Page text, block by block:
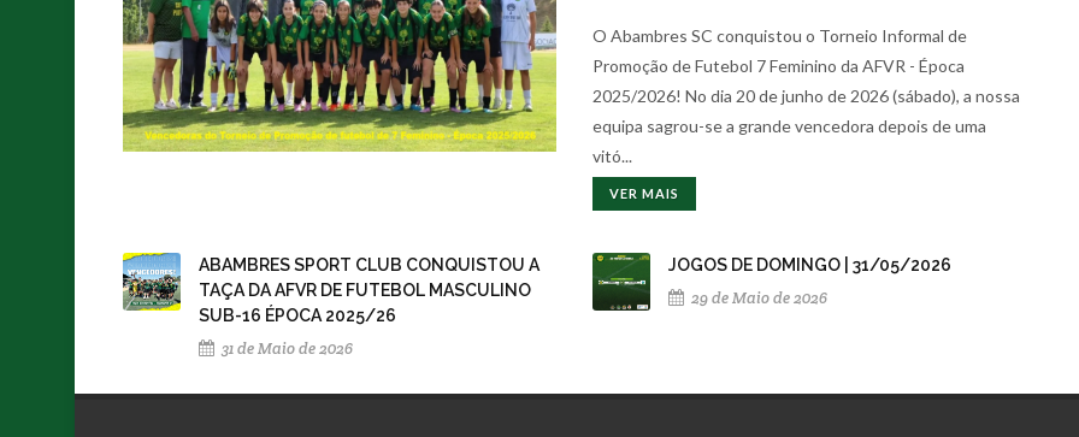
O Abambres SC conquistou o Torneio Informal de
Promoção de Futebol 7 Feminino da AFVR - Época
2025/2026! No dia 20 de junho de 2026 (sábado), a nossa
equipa sagrou-se a grande vencedora depois de uma
vitó...
VER MAIS
ABAMBRES SPORT CLUB CONQUISTOU A
TAÇA DA AFVR DE FUTEBOL MASCULINO
SUB-16 ÉPOCA 2025/26
31 de Maio de 2026
JOGOS DE DOMINGO | 31/05/2026
29 de Maio de 2026